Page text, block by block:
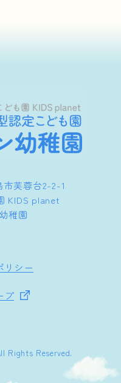
市芙蓉台2-2-1
KIDS planet
稚園
リシー
プ
Rights Reserved.